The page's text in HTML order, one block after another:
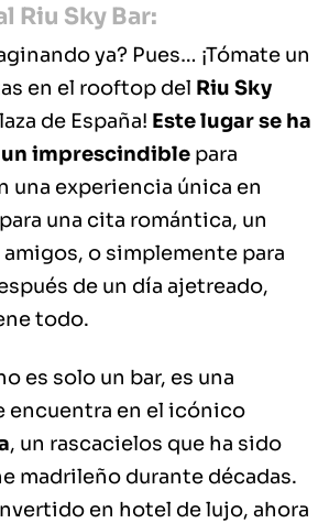
Riu Sky Bar:
ya? Pues… ¡Tómate un
en el rooftop del Riu Sky
de España! Este lugar se ha
imprescindible para
una experiencia única en
una cita romántica, un
o simplemente para
de un día ajetreado,
todo.
es solo un bar, es una
encuentra en el icónico
, un rascacielos que ha sido
madrileño durante décadas.
en hotel de lujo, ahora